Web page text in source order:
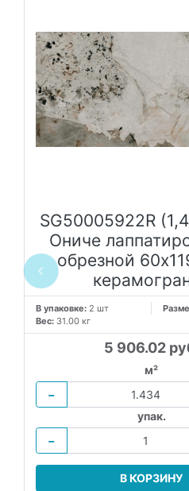
SG50005922R
Ониче
обрезной
В упаковке: 2 шт
Вес: 31.00 кг
5 906.02
м²
−
упак.
−
В КОРЗИНУ